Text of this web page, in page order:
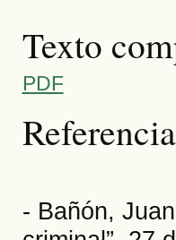
Texto
PDF
- Bañón,